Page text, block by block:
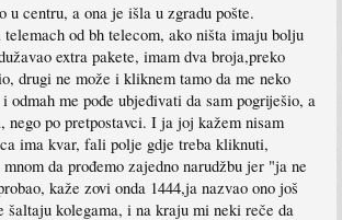
centru, a ona je išla u zgradu pošte.
od bh telecom, ako ništa imaju bolju
extra pakete, imam dva broja,preko
drugi ne može i kliknem tamo da me neko
odmah me pođe ubjeđivati da sam pogriješio, a
nego po pretpostavci. I ja joj kažem nisam
ima kvar, fali polje gdje treba kliknuti,
da prođemo zajedno narudžbu jer "ja ne
kaže zovi onda 1444,ja nazvao ono još
šaltaju kolegama, i na kraju mi neki reče da